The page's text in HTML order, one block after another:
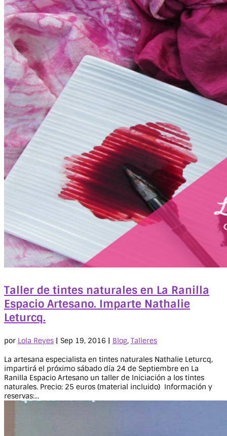
Taller de tintes naturales en La Ranilla
Espacio Artesano. Imparte Nathalie
Leturcq.
por Lola Reyes | Sep 19, 2016 | Blog, Talleres
La artesana especialista en tintes naturales Nathalie Leturcq,
impartirá el próximo sábado día 24 de Septiembre en La
Ranilla Espacio Artesano un taller de Iniciación a los tintes
naturales. Precio: 25 euros (material incluido) Información y
reservas:...